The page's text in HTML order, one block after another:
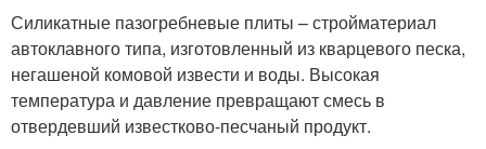
Силикатные пазогребневые плиты – стройматериал
автоклавного типа, изготовленный из кварцевого песка,
негашеной комовой извести и воды. Высокая
температура и давление превращают смесь в
отвердевший известково-песчаный продукт.